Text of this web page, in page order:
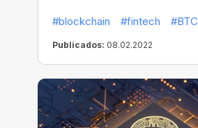
duas primeiras gerações!
#blockchain #fintech #BTC
Publicados: 08.02.2022